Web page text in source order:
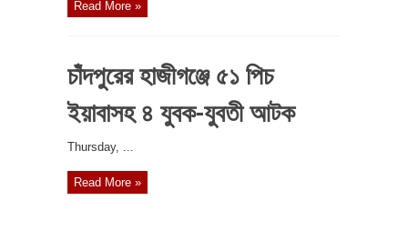
Read More »
চাঁদপুরের হাজীগঞ্জে ৫১ পিচ
ইয়াবাসহ ৪ যুবক-যুবতী আটক
‎Thursday, ...
Read More »